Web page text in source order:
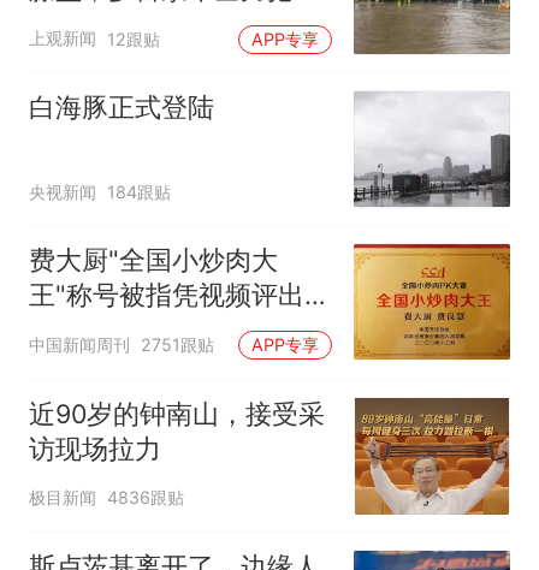
排，建议市民尽量避免附
上观新闻 12跟贴 APP专享
白海豚正式登陆
央视新闻 184跟贴
费大厨"全国小炒肉大
王"称号被指凭视频评出
官方回应
中国新闻周刊 2751跟贴 APP专享
近90岁的钟南山，接受采
访现场拉力
极目新闻 4836跟贴